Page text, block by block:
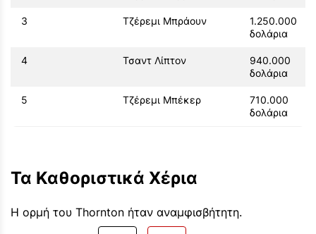
3 Τζέρεμι Μπράουν
1.250.000
δολάρια
4 Τσαντ Λίπτον
940.000
δολάρια
5 Τζέρεμι Μπέκερ
710.000
δολάρια
Τα Καθοριστικά Χέρια
Η ορμή του Thornton ήταν αναμφισβήτητη.